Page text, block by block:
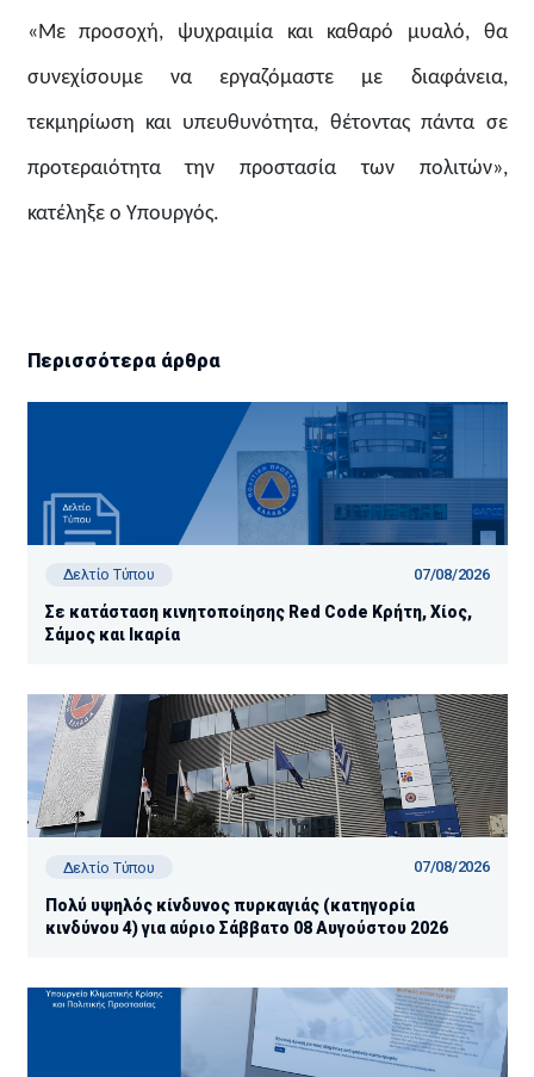
«Με προσοχή, ψυχραιμία και καθαρό μυαλό, θα
συνεχίσουμε να εργαζόμαστε με διαφάνεια,
τεκμηρίωση και υπευθυνότητα, θέτοντας πάντα σε
προτεραιότητα την προστασία των πολιτών»,
κατέληξε ο Υπουργός.
Περισσότερα άρθρα
Δελτίο Τύπου 07/08/2026
Σε κατάσταση κινητοποίησης Red Code Κρήτη, Χίος,
Σάμος και Ικαρία
Δελτίο Τύπου 07/08/2026
Πολύ υψηλός κίνδυνος πυρκαγιάς (κατηγορία
κινδύνου 4) για αύριο Σάββατο 08 Αυγούστου 2026